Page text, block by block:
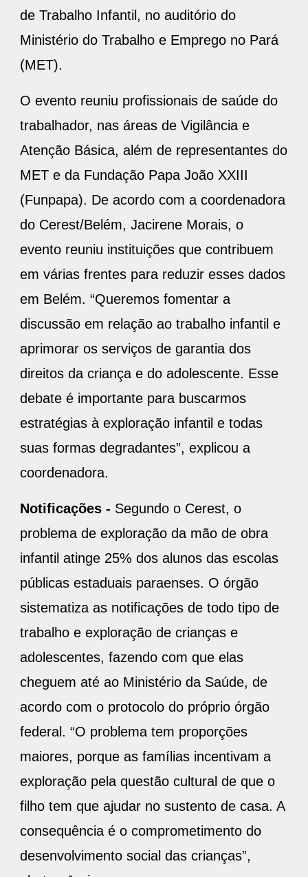
de Trabalho Infantil, no auditório do
Ministério do Trabalho e Emprego no Pará
(MET).
O evento reuniu profissionais de saúde do
trabalhador, nas áreas de Vigilância e
Atenção Básica, além de representantes do
MET e da Fundação Papa João XXIII
(Funpapa). De acordo com a coordenadora
do Cerest/Belém, Jacirene Morais, o
evento reuniu instituições que contribuem
em várias frentes para reduzir esses dados
em Belém. “Queremos fomentar a
discussão em relação ao trabalho infantil e
aprimorar os serviços de garantia dos
direitos da criança e do adolescente. Esse
debate é importante para buscarmos
estratégias à exploração infantil e todas
suas formas degradantes”, explicou a
coordenadora.
Notificações - Segundo o Cerest, o
problema de exploração da mão de obra
infantil atinge 25% dos alunos das escolas
públicas estaduais paraenses. O órgão
sistematiza as notificações de todo tipo de
trabalho e exploração de crianças e
adolescentes, fazendo com que elas
cheguem até ao Ministério da Saúde, de
acordo com o protocolo do próprio órgão
federal. “O problema tem proporções
maiores, porque as famílias incentivam a
exploração pela questão cultural de que o
filho tem que ajudar no sustento de casa. A
consequência é o comprometimento do
desenvolvimento social das crianças”,